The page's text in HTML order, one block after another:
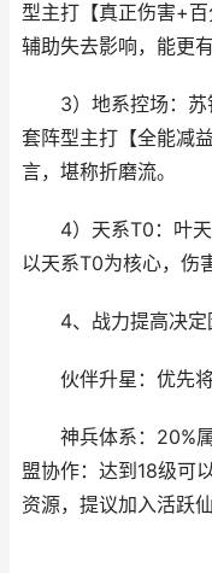
型主打【真正伤害+
辅助失去影响，能更
3）地系控场‌：
套阵型主打【全能减
言，堪称折磨流。
4）天系T0‌：叶
以天系T0为核心，伤
4、战力提高决定
伙伴升星‌：优先
神兵体系‌：20%
盟协作‌：达到18级可
资源，提议加入活跃仙